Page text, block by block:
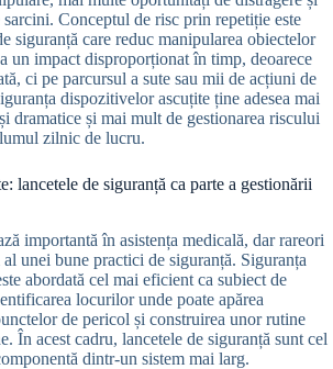
Conceptul de risc prin repetiție este
siguranță care reduc manipularea obiectelor
un impact disproporționat în timp, deoarece
ci pe parcursul a sute sau mii de acțiuni de
dispozitivelor ascuțite ține adesea mai
dramatice și mai mult de gestionarea riscului
zilnic de lucru.
lancetele de siguranță ca parte a gestionării
importantă în asistența medicală, dar rareori
unei bune practici de siguranță. Siguranța
abordată cel mai eficient ca subiect de
locurilor unde poate apărea
de pericol și construirea unor rutine
În acest cadru, lancetele de siguranță sunt cel
dintr-un sistem mai larg.